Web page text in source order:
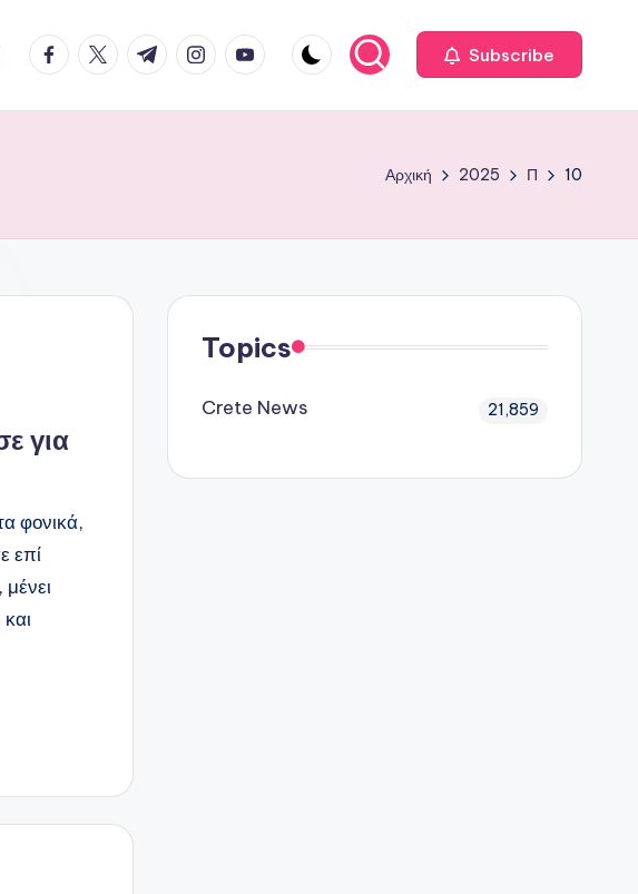
facebook.com
twitter.com
t.me instagram.com
youtube.com Subscribe
Αρχική 2025 Π 10
για
φονικά,
επί
Topics
Crete News 21,859